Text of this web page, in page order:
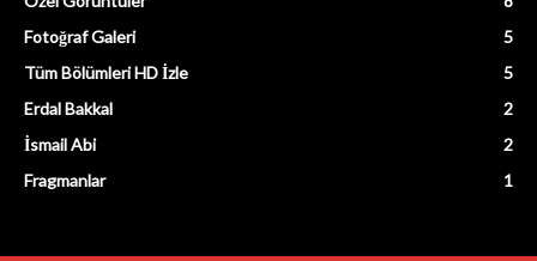
Fotoğraf Galeri
5
Tüm Bölümleri HD İzle
5
Erdal Bakkal
2
İsmail Abi
2
Fragmanlar
1